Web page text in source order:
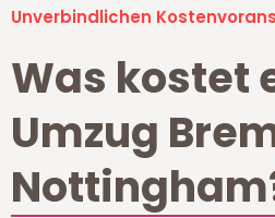
Unverbindlichen
Was kostet
Umzug